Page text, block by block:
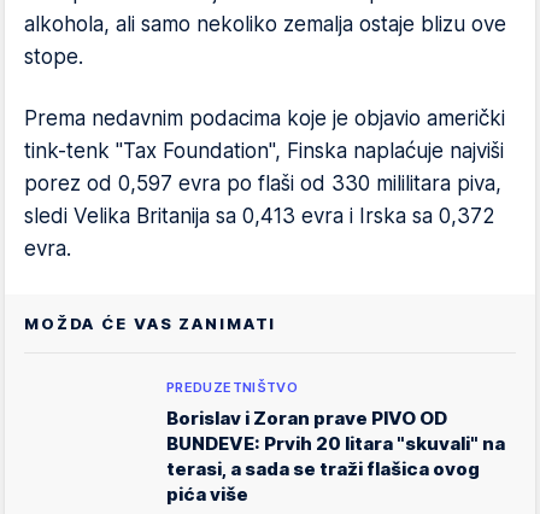
alkohola, ali samo nekoliko zemalja ostaje blizu ove
stope.
Prema nedavnim podacima koje je objavio američki
tink-tenk "Tax Foundation", Finska naplaćuje najviši
porez od 0,597 evra po flaši od 330 mililitara piva,
sledi Velika Britanija sa 0,413 evra i Irska sa 0,372
evra.
MOŽDA ĆE VAS ZANIMATI
PREDUZETNIŠTVO
Borislav i Zoran prave PIVO OD
BUNDEVE: Prvih 20 litara "skuvali" na
terasi, a sada se traži flašica ovog
pića više